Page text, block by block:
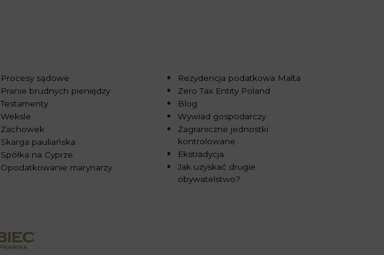
Procesy sądowe
Pranie brudnych pieniędzy
Testamenty
Weksle
Zachowek
Skarga pauliańska
Spółka na Cyprze
Opodatkowanie marynarzy
Rezydencja podatkowa Malta
Zero Tax Entity Poland
Blog
Wywiad gospodarczy
Zagraniczne jednostki
kontrolowane
Ekstradycja
Jak uzyskać drugie
obywatelstwo?